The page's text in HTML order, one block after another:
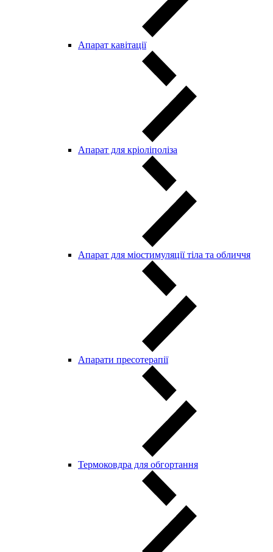
Aпарат кавітації
Апарат для кріоліполіза
Апарат для міостимуляції тіла та обличчя
Aпарати пресотерапії
Термоковдра для обгортання